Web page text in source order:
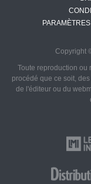
Copyright
Toute reproduction ou
procédé que ce soit,
de l'éditeur ou du